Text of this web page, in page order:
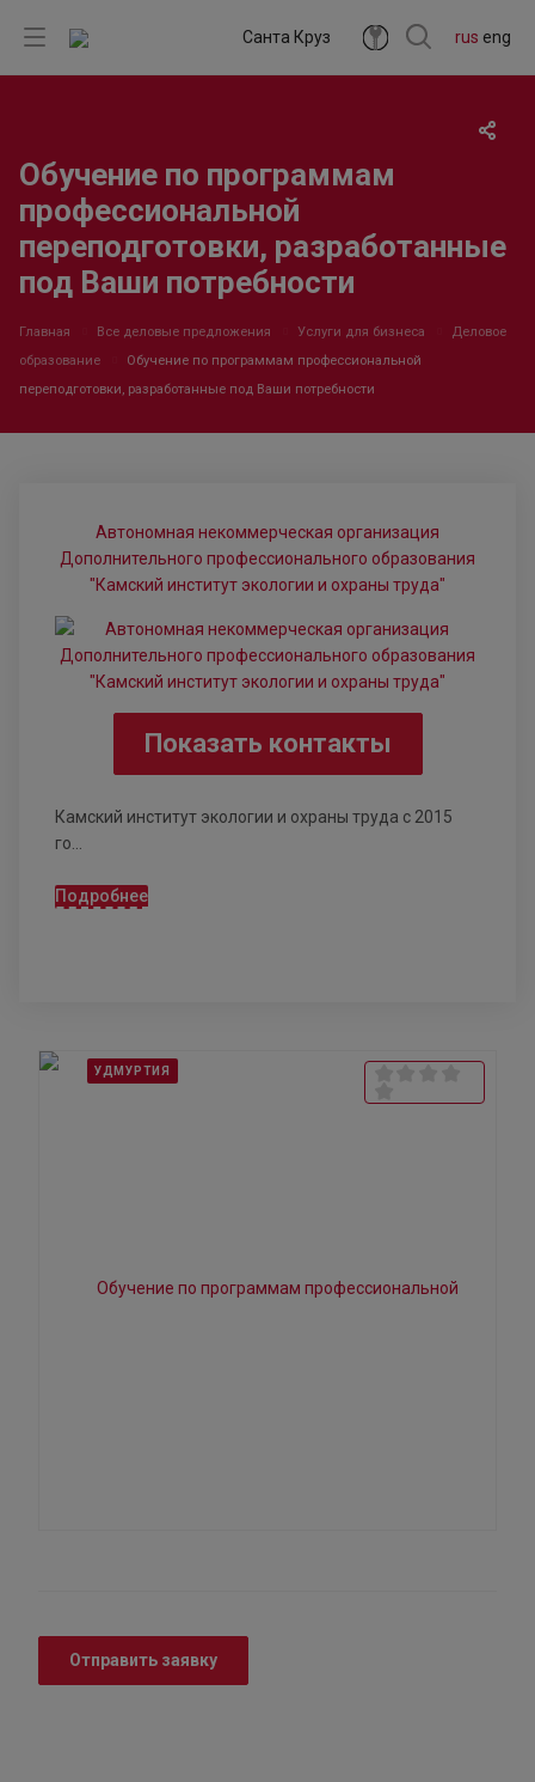
rus eng
Санта Круз
Обучение по программам
профессиональной
переподготовки, разработанные
под Ваши потребности
Главная Все деловые предложения Услуги для бизнеса
Деловое
образование
Обучение по программам профессиональной
переподготовки, разработанные под Ваши потребности
Автономная некоммерческая организация
Дополнительного профессионального образования
"Камский институт экологии и охраны труда"
Показать контакты
Камский институт экологии и охраны труда с 2015
го...
Подробнее
УДМУРТИЯ
Отправить заявку